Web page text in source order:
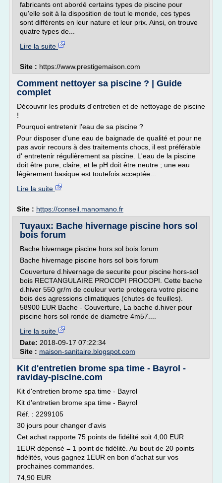
fabricants ont abordé certains types de piscine pour
qu'elle soit à la disposition de tout le monde, ces types
sont différents en leur nature et leur prix. Ainsi, on trouve
quatre types de...
Lire la suite
Site : https://www.prestigemaison.com
Comment nettoyer sa piscine ? | Guide
complet
Découvrir les produits d'entretien et de nettoyage de piscine
!
Pourquoi entretenir l'eau de sa piscine ?
Pour disposer d'une eau de baignade de qualité et pour ne
pas avoir recours à des traitements chocs, il est préférable
d' entretenir régulièrement sa piscine. L'eau de la piscine
doit être pure, claire, et le pH doit être neutre ; une eau
légèrement basique est toutefois acceptée...
Lire la suite
Site : https://conseil.manomano.fr
Tuyaux: Bache hivernage piscine hors sol
bois forum
Bache hivernage piscine hors sol bois forum
Bache hivernage piscine hors sol bois forum
Couverture d.hivernage de securite pour piscine hors-sol
bois RECTANGULAIRE PROCOPI PROCOPI. Cette bache
d.hiver 550 gr/m de couleur verte protegera votre piscine
bois des agressions climatiques (chutes de feuilles).
58900 EUR Bache - Couverture, La bache d.hiver pour
piscine hors sol ronde de diametre 4m57....
Lire la suite
Date: 2018-09-17 07:22:34
Site : maison-sanitaire.blogspot.com
Kit d'entretien brome spa time - Bayrol -
raviday-piscine.com
Kit d'entretien brome spa time - Bayrol
Kit d'entretien brome spa time - Bayrol
Réf. : 2299105
30 jours pour changer d'avis
Cet achat rapporte 75 points de fidélité soit 4,00 EUR
1EUR dépensé = 1 point de fidélité. Au bout de 20 points
fidélités, vous gagnez 1EUR en bon d'achat sur vos
prochaines commandes.
74,90 EUR